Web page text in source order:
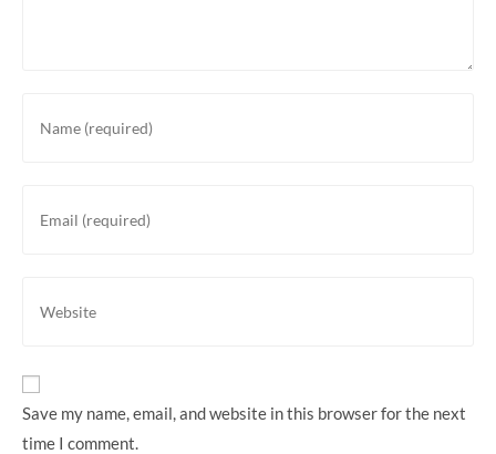
your
username
your
your
URL
Save my name, email, and website in this browser for the next
time I comment.